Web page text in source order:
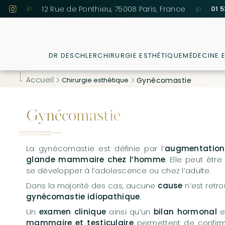
r
12 Rue de Ponthieu, 75008 Paris, France 01
DR DESCHLER
Lieux
Parcours patient
CHIRURGIE ESTHÉTIQUE
Chirurgie mammaire
Chirurgie du visage
MÉDECINE
Acide
Accueil Chirurgie esthétique Gynécomastie
Gynécomastie
La gynécomastie est définie par l’
glande mammaire chez l’homme. Elle peut
se développer à l’adolescence ou chez l’adulte.
Dans la majorité des cas, aucune cause n’est
gynécomastie idiopathique.
Un examen clinique ainsi qu’un bilan hormonal
mammaire et testiculairepermettent de